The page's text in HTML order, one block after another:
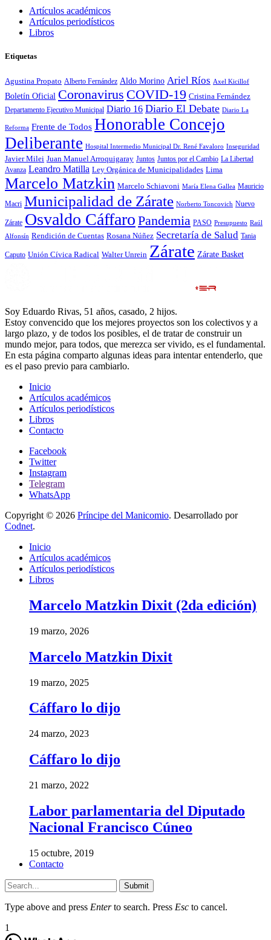
Artículos académicos
Artículos periodísticos
Libros
Etiquetas
Agustina Propato Alberto Fernández Aldo Morino Ariel Ríos Axel Kicillof
Boletín Oficial Coronavirus COVID-19 Cristina Fernández
Departamento Ejecutivo Municipal Diario 16 Diario El Debate Diario La
Reforma Frente de Todos Honorable Concejo
Deliberante Hospital Intermedio Municipal Dr. René Favaloro Inseguridad
Javier Milei Juan Manuel Arroquigaray Juntos Juntos por el Cambio La Libertad
Avanza Leandro Matilla Ley Orgánica de Municipalidades Lima
Marcelo Matzkin Marcelo Schiavoni María Elena Gallea Mauricio
Macri Municipalidad de Zárate Norberto Toncovich Nuevo
Zárate Osvaldo Cáffaro Pandemia PASO Presupuesto Raúl
Alfonsín Rendición de Cuentas Rosana Núñez Secretaría de Salud Tania
Caputo Unión Cívica Radical Walter Unrein Zárate Zárate Basket
Soy Eduardo Rivas, 51 años, casado, 2 hijos.
Estoy convencido que los mejores proyectos son los colectivos y a
largo plazo, y de todos los posibles, el de tratar de construir un
mundo mejor, para todos, que merezca ser vivido, es el fundamental.
En esta página comparto algunas ideas para intentar entenderlo, que
es el paso previo para cambiarlo.
Inicio
Artículos académicos
Artículos periodísticos
Libros
Contacto
Facebook
Twitter
Instagram
Telegram
WhatsApp
Copyright © 2026 Príncipe del Manicomio. Desarrollado por
Codnet.
Inicio
Artículos académicos
Artículos periodísticos
Libros
Marcelo Matzkin Dixit (2da edición)
19 marzo, 2026
Marcelo Matzkin Dixit
19 marzo, 2025
Cáffaro lo dijo
24 marzo, 2023
Cáffaro lo dijo
21 marzo, 2022
Labor parlamentaria del Diputado
Nacional Francisco Cúneo
15 octubre, 2019
Contacto
Submit
Type above and press Enterto search. Press Esc to cancel.
1